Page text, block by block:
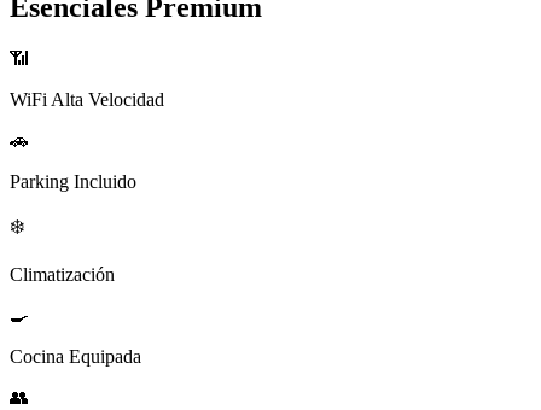
Esenciales Premium
📶
WiFi Alta Velocidad
🚗
Parking Incluido
❄️
Climatización
🍳
Cocina Equipada
👥